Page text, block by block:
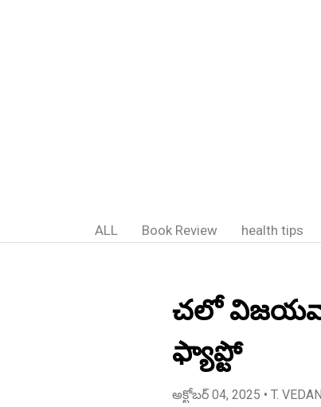
ALL Book Review health tips
చలో
ఫ్యాప్టో
అక్టోబర్ 04, 2025 • T.